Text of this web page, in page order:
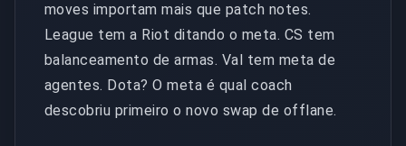
moves importam mais que patch notes.
League tem a Riot ditando o meta. CS tem
balanceamento de armas. Val tem meta de
agentes. Dota? O meta é qual coach
descobriu primeiro o novo swap de offlane.